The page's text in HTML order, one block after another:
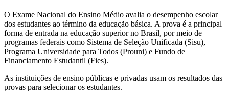
O Exame Nacional do Ensino Médio avalia o desempenho escolar
dos estudantes ao término da educação básica. A prova é a principal
forma de entrada na educação superior no Brasil, por meio de
programas federais como Sistema de Seleção Unificada (Sisu),
Programa Universidade para Todos (Prouni) e Fundo de
Financiamento Estudantil (Fies).
As instituições de ensino públicas e privadas usam os resultados das
provas para selecionar os estudantes.